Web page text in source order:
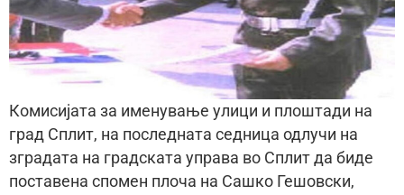
Комисијата за именување улици и плоштади на
град Сплит, на последната седница одлучи на
зградата на градската управа во Сплит да биде
поставена спомен плоча на Сашко Гешовски,